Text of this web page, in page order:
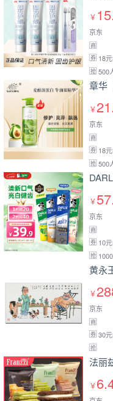
￥
京东
商
券 18
抢 500
￥
京东
商
券 18
抢 500
￥
京东
商
券 10
抢
￥
京东
商
券 30
抢
￥